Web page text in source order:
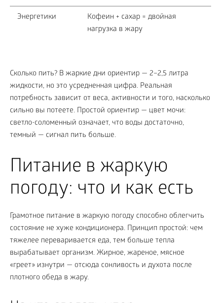
Энергетики
Кофеин + сахар = двойная
нагрузка в жару
Сколько пить? В жаркие дни ориентир — 2–2,5 литра
жидкости, но это усредненная цифра. Реальная
потребность зависит от веса, активности и того, насколько
сильно вы потеете. Простой ориентир — цвет мочи:
светло-соломенный означает, что воды достаточно,
темный — сигнал пить больше.
Питание в жаркую
погоду: что и как есть
Грамотное питание в жаркую погоду способно облегчить
состояние не хуже кондиционера. Принцип простой: чем
тяжелее переваривается еда, тем больше тепла
вырабатывает организм. Жирное, жареное, мясное
«греет» изнутри — отсюда сонливость и духота после
плотного обеда в жару.